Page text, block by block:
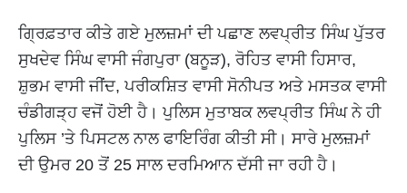
ਗ੍ਰਿਫ਼ਤਾਰ ਕੀਤੇ ਗਏ ਮੁਲਜ਼ਮਾਂ ਦੀ ਪਛਾਣ ਲਵਪ੍ਰੀਤ ਸਿੰਘ ਪੁੱਤਰ
ਸੁਖਦੇਵ ਸਿੰਘ ਵਾਸੀ ਜੰਗਪੁਰਾ (ਬਨੂੜ), ਰੋਹਿਤ ਵਾਸੀ ਹਿਸਾਰ,
ਸ਼ੁਭਮ ਵਾਸੀ ਜੀਂਦ, ਪਰੀਕਸ਼ਿਤ ਵਾਸੀ ਸੋਨੀਪਤ ਅਤੇ ਮਸਤਕ ਵਾਸੀ
ਚੰਡੀਗੜ੍ਹ ਵਜੋਂ ਹੋਈ ਹੈ। ਪੁਲਿਸ ਮੁਤਾਬਕ ਲਵਪ੍ਰੀਤ ਸਿੰਘ ਨੇ ਹੀ
ਪੁਲਿਸ ’ਤੇ ਪਿਸਟਲ ਨਾਲ ਫਾਇਰਿੰਗ ਕੀਤੀ ਸੀ। ਸਾਰੇ ਮੁਲਜ਼ਮਾਂ
ਦੀ ਉਮਰ 20 ਤੋਂ 25 ਸਾਲ ਦਰਮਿਆਨ ਦੱਸੀ ਜਾ ਰਹੀ ਹੈ।